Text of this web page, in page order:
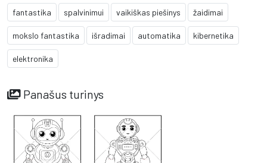
fantastika spalvinimui vaikiškas piešinys žaidimai
mokslo fantastika išradimai automatika kibernetika
elektronika
Panašus turinys